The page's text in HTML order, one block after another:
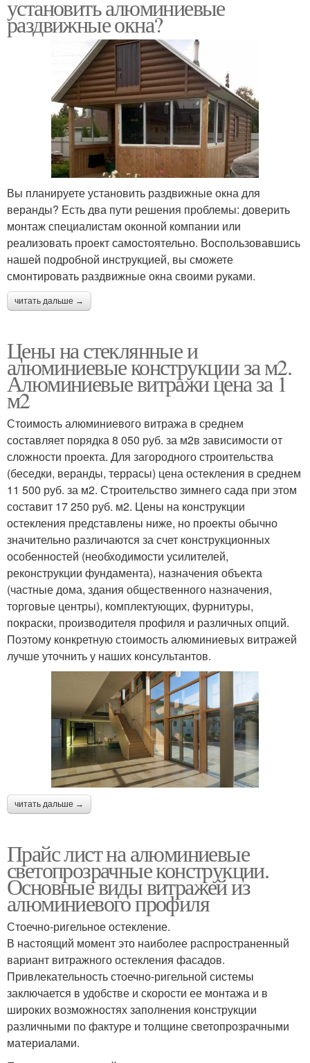
установить алюминиевые
раздвижные окна?
Вы планируете установить раздвижные окна для
веранды? Есть два пути решения проблемы: доверить
монтаж специалистам оконной компании или
реализовать проект самостоятельно. Воспользовавшись
нашей подробной инструкцией, вы сможете
смонтировать раздвижные окна своими руками.
читать дальше →
Цены на стеклянные и
алюминиевые конструкции за м2.
Алюминиевые витражи цена за 1
м2
Стоимость алюминиевого витража в среднем
составляет порядка 8 050 руб. за м2в зависимости от
сложности проекта. Для загородного строительства
(беседки, веранды, террасы) цена остекления в среднем
11 500 руб. за м2. Строительство зимнего сада при этом
составит 17 250 руб. м2. Цены на конструкции
остекления представлены ниже, но проекты обычно
значительно различаются за счет конструкционных
особенностей (необходимости усилителей,
реконструкции фундамента), назначения объекта
(частные дома, здания общественного назначения,
торговые центры), комплектующих, фурнитуры,
покраски, производителя профиля и различных опций.
Поэтому конкретную стоимость алюминиевых витражей
лучше уточнить у наших консультантов.
читать дальше →
Прайс лист на алюминиевые
светопрозрачные конструкции.
Основные виды витражей из
алюминиевого профиля
Стоечно-ригельное остекление.
В настоящий момент это наиболее распространенный
вариант витражного остекления фасадов.
Привлекательность стоечно-ригельной системы
заключается в удобстве и скорости ее монтажа и в
широких возможностях заполнения конструкции
различными по фактуре и толщине светопрозрачными
материалами.